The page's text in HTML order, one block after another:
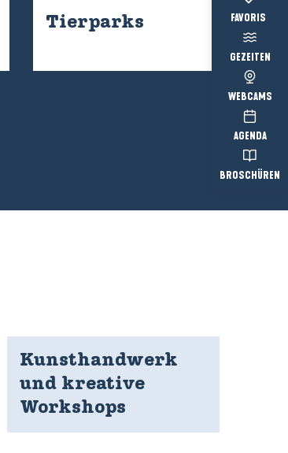
Voir les
GEZEITEN
WEBCAMS
AGENDA
BROSCHÜREN
Tierparks
Kunsthandwerk
und kreative
Workshops